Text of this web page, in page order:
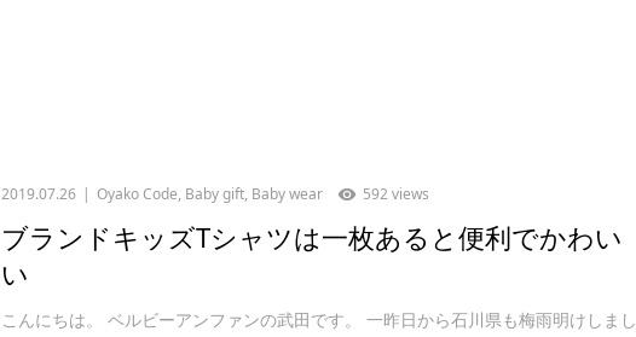
2019.07.26 Oyako Code, Baby gift, Baby wear 592 views
ブランドキッズTシャツは一枚あると便利でかわい
い
こんにちは。 ベルビーアンファンの武田です。 一昨日から石川県も梅雨明けしまし